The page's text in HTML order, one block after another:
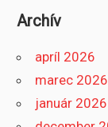
Archív
apríl 2026
marec 2026
január 2026